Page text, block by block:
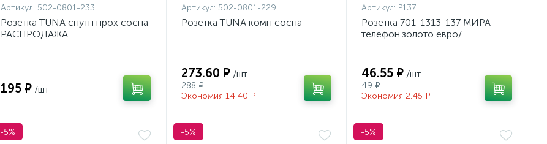
Артикул: 502-0801-233
Розетка TUNA спутн прох сосна
РАСПРОДАЖА
195 ₽ /шт
Артикул: 502-0801-229
Розетка TUNA комп сосна
273.60 ₽ /шт
288 ₽
Экономия 14.40 ₽
Артикул: Р137
Розетка 701-1313-137 МИРА
телефон.золото евро/
46.55 ₽ /шт
49 ₽
Экономия 2.45 ₽
-5% -5% -5%